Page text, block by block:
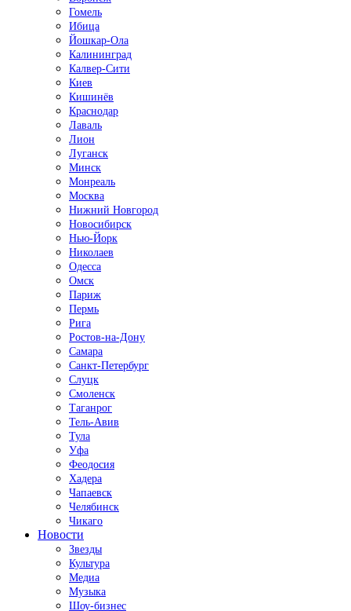
Гомель
Ибица
Йошкар-Ола
Калининград
Калвер-Сити
Киев
Кишинёв
Краснодар
Лаваль
Лион
Луганск
Минск
Монреаль
Москва
Нижний Новгород
Новосибирск
Нью-Йорк
Николаев
Одесса
Омск
Париж
Пермь
Рига
Ростов-на-Дону
Самара
Санкт-Петербург
Слуцк
Смоленск
Таганрог
Тель-Авив
Тула
Уфа
Феодосия
Хадера
Чапаевск
Челябинск
Чикаго
Новости
Звезды
Культура
Медиа
Музыка
Шоу-бизнес